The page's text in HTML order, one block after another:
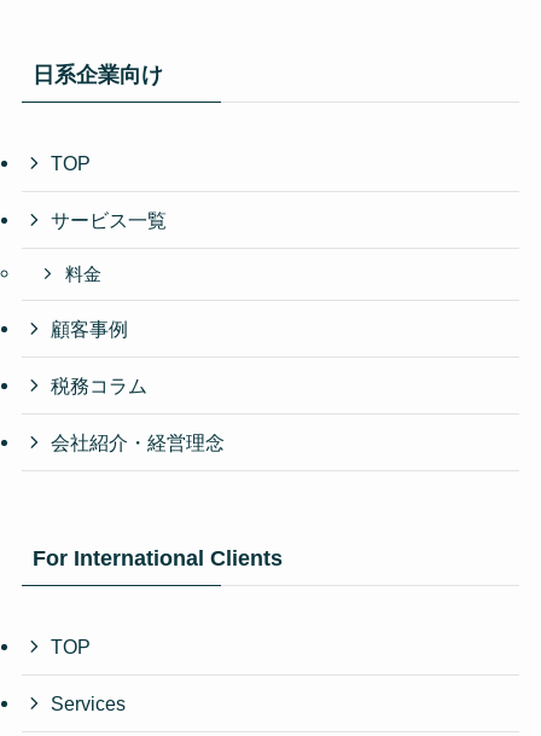
日系企業向け
TOP
サービス一覧
料金
顧客事例
税務コラム
会社紹介・経営理念
For International Clients
TOP
Services